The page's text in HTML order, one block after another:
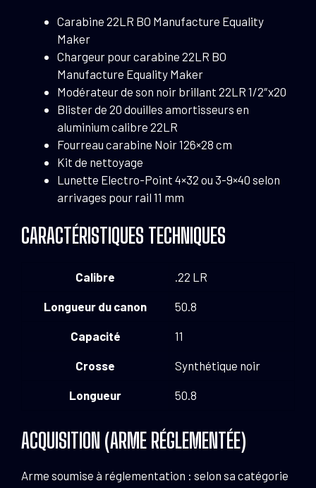
Carabine 22LR BO Manufacture Equality
Maker
Chargeur pour carabine 22LR BO
Manufacture Equality Maker
Modérateur de son noir brillant 22LR 1/2″x20
Blister de 20 douilles amortisseurs en
aluminium calibre 22LR
Fourreau carabine Noir 126×28 cm
Kit de nettoyage
Lunette Electro-Point 4×32 ou 3-9×40 selon
arrivages pour rail 11 mm
CARACTÉRISTIQUES TECHNIQUES
Calibre .22 LR
Longueur du canon 50.8
Capacité 11
Crosse Synthétique noir
Longueur 50.8
ACQUISITION (ARME RÉGLEMENTÉE)
Arme soumise à réglementation : selon sa catégorie